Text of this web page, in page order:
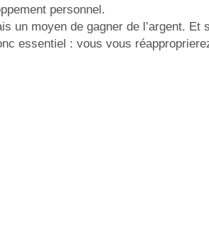
personnel.
un moyen de gagner de l’argent.
essentiel : vous vous